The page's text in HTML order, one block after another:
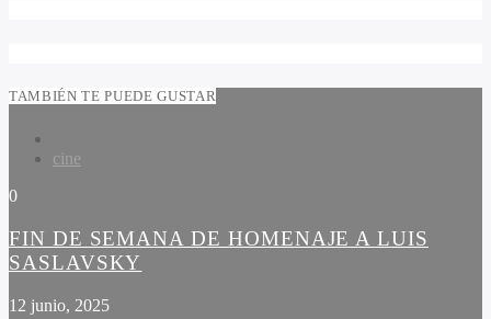
TAMBIÉN TE PUEDE GUSTAR
cine
0
FIN DE SEMANA DE HOMENAJE A LUIS
SASLAVSKY
12 junio, 2025